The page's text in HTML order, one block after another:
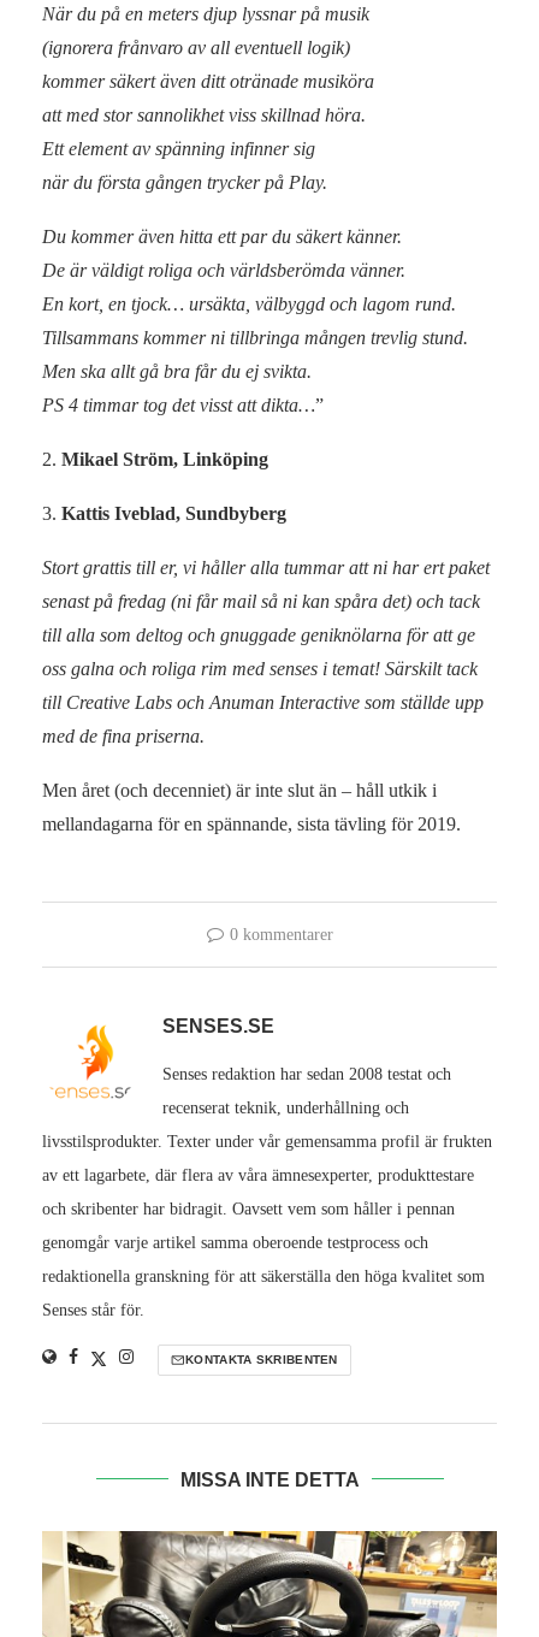
När du på en meters djup lyssnar på musik
(ignorera frånvaro av all eventuell logik)
kommer säkert även ditt otränade musiköra
att med stor sannolikhet viss skillnad höra.
Ett element av spänning infinner sig
när du första gången trycker på Play.
Du kommer även hitta ett par du säkert känner.
De är väldigt roliga och världsberömda vänner.
En kort, en tjock… ursäkta, välbyggd och lagom rund.
Tillsammans kommer ni tillbringa mången trevlig stund.
Men ska allt gå bra får du ej svikta.
PS 4 timmar tog det visst att dikta…”
2. Mikael Ström, Linköping
3. Kattis Iveblad, Sundbyberg
Stort grattis till er, vi håller alla tummar att ni har ert paket
senast på fredag (ni får mail så ni kan spåra det) och tack
till alla som deltog och gnuggade geniknölarna för att ge
oss galna och roliga rim med senses i temat! Särskilt tack
till Creative Labs och Anuman Interactive som ställde upp
med de fina priserna.
Men året (och decenniet) är inte slut än – håll utkik i
mellandagarna för en spännande, sista tävling för 2019.
0 kommentarer
SENSES.SE
Senses redaktion har sedan 2008 testat och
recenserat teknik, underhållning och
livsstilsprodukter. Texter under vår gemensamma profil är frukten
av ett lagarbete, där flera av våra ämnesexperter, produkttestare
och skribenter har bidragit. Oavsett vem som håller i pennan
genomgår varje artikel samma oberoende testprocess och
redaktionella granskning för att säkerställa den höga kvalitet som
Senses står för.
KONTAKTA SKRIBENTEN
MISSA INTE DETTA